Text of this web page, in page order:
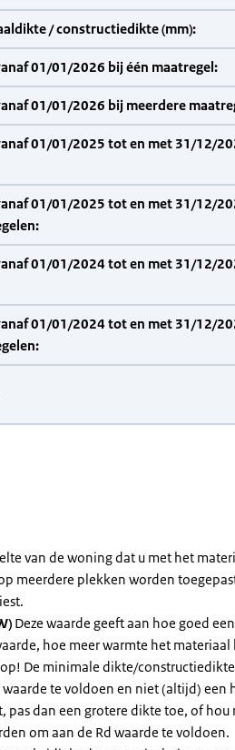
/ constructiedikte (mm):
01/01/2026 bij één maatregel:
01/01/2026 bij meerdere
01/01/2025 tot en met 31/12/
01/01/2025 tot en met 31/12/
01/01/2024 tot en met 31/12/
01/01/2024 tot en met 31/12/
van de woning dat u met het
meerdere plekken worden
Deze waarde geeft aan hoe goed
hoe meer warmte het
De minimale dikte/
te voldoen en niet (altijd) een
pas dan een grotere dikte toe, of
om aan de Rd waarde te voldoen.